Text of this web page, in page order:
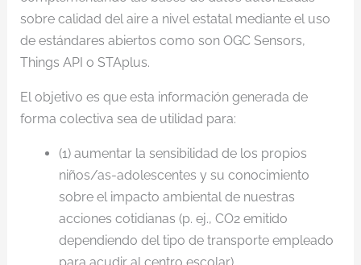
sobre calidad del aire a nivel estatal mediante el uso
de estándares abiertos como son OGC Sensors,
Things API o STAplus.
El objetivo es que esta información generada de
forma colectiva sea de utilidad para:
(1) aumentar la sensibilidad de los propios
niños/as-adolescentes y su conocimiento
sobre el impacto ambiental de nuestras
acciones cotidianas (p. ej., CO2 emitido
dependiendo del tipo de transporte empleado